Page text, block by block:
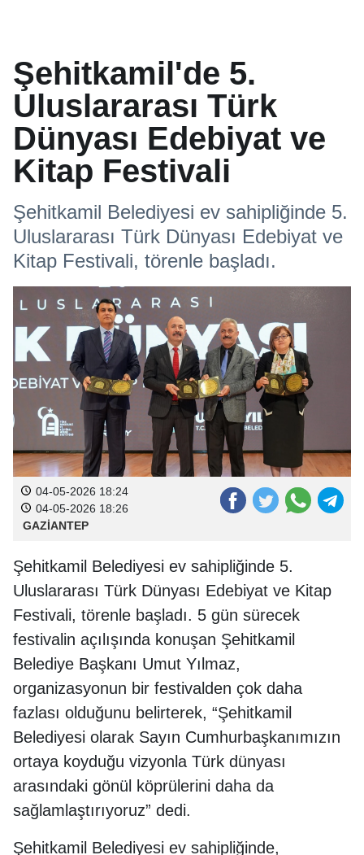
Şehitkamil'de 5.
Uluslararası Türk
Dünyası Edebiyat ve
Kitap Festivali
Şehitkamil Belediyesi ev sahipliğinde 5.
Uluslararası Türk Dünyası Edebiyat ve
Kitap Festivali, törenle başladı.
04-05-2026 18:24
04-05-2026 18:26
GAZİANTEP
Şehitkamil Belediyesi ev sahipliğinde 5.
Uluslararası Türk Dünyası Edebiyat ve Kitap
Festivali, törenle başladı. 5 gün sürecek
festivalin açılışında konuşan Şehitkamil
Belediye Başkanı Umut Yılmaz,
organizasyonun bir festivalden çok daha
fazlası olduğunu belirterek, “Şehitkamil
Belediyesi olarak Sayın Cumhurbaşkanımızın
ortaya koyduğu vizyonla Türk dünyası
arasındaki gönül köprülerini daha da
sağlamlaştırıyoruz” dedi.
Şehitkamil Belediyesi ev sahipliğinde,